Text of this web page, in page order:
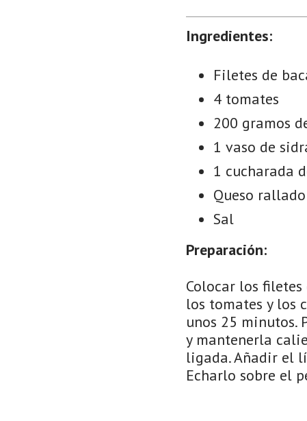
Ingredientes:
Filetes de
4 tomates
200 gramos
1 vaso de
1 cucharada
Queso rallado
Sal
Preparación:
Colocar los
los tomates y los
unos 25 minutos.
y mantenerla
ligada. Añadir el
Echarlo sobre el